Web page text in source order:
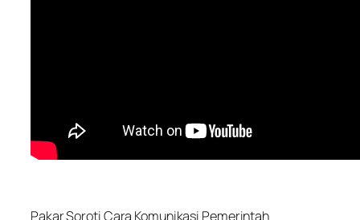
Pakar Soroti Cara Komunikasi Pemerintah